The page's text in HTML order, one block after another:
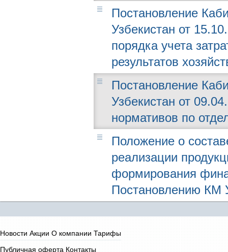
Постановление
Узбекистан от
порядка учета
результатов
Постановление
Узбекистан от
нормативов по
Положение о
реализации
формирования
Постановлению КМ
Новости Акции О компании Тарифы
Публичная оферта Контакты